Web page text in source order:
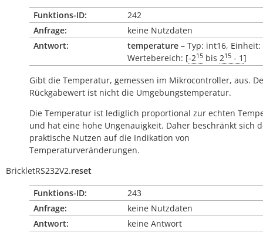
Funktions-ID:
242
Anfrage:
keine Nutzdaten
Antwort:
temperature – Typ: int16,
Wertebereich: [-215 bis 215 - 1]
Gibt die Temperatur, gemessen im Mikrocontroller, aus.
Rückgabewert ist nicht die Umgebungstemperatur.
Die Temperatur ist lediglich proportional zur echten
und hat eine hohe Ungenauigkeit. Daher beschränkt sich
praktische Nutzen auf die Indikation von
Temperaturveränderungen.
BrickletRS232V2.reset
Funktions-ID:
243
Anfrage:
keine Nutzdaten
Antwort:
keine Antwort